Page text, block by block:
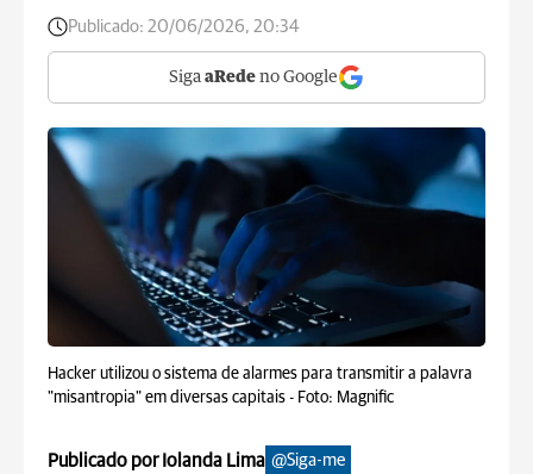
Publicado: 20/06/2026, 20:34
Siga aRede no Google
Hacker utilizou o sistema de alarmes para transmitir a palavra
"misantropia" em diversas capitais - Foto: Magnific
Publicado por Iolanda Lima @Siga-me